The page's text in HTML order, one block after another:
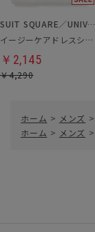
SUIT SQUARE／UNIVERSAL LANGUAGE
イージーケアドレスシャツ
￥2,145
￥4,290
ホーム > メンズ >
ホーム > メンズ >